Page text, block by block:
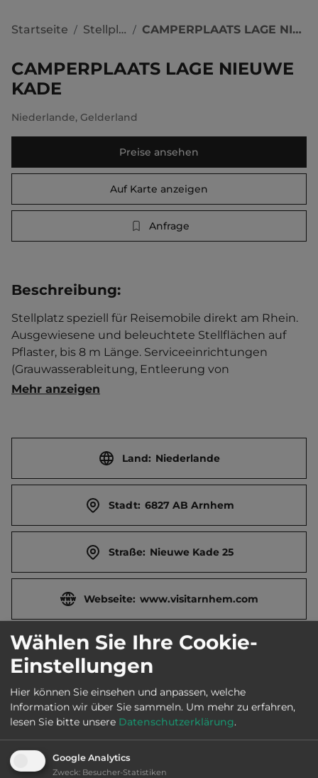
Startseite / Stellplätze / CAMPERPLAATS LAGE NIEUWE KADE
CAMPERPLAATS LAGE NIEUWE
KADE
Niederlande, Gelderland
Preise ansehen
Auf Karte anzeigen
Anfrage
Beschreibung:
Stellplatz speziell für Reisemobile direkt am Rhein.
Ausgewiesene und beleuchtete Stellflächen auf
Pflaster, bis 8 m Länge. Serviceeinrichtungen
(Grauwasserableitung, Entleerung von
Chemietoiletten, Wasserentnahme) werden in 1,5
angeboten. Zahlung am Automaten per Lastschrift
oder Mastercard/Visa. Maximal 2 Tage Aufenthalt
Touristen-/Dauerstellplätze 4/0.
Mehr anzeigen
Land: Niederlande
Stadt: 6827 AB Arnhem
Straße: Nieuwe Kade 25
Webseite: www.visitarnhem.com
Öffnungszeiten: Ganzjährig geöffnet
Telefon: 0031 26 3774681
Sehenswürdigkeiten:
Wählen Sie Ihre Cookie-
Einstellungen
Hier können Sie einsehen und anpassen, welche
Information wir über Sie sammeln. Um mehr zu erfahren,
lesen Sie bitte unsere Datenschutzerklärung.
Google Analytics
Zweck: Besucher-Statistiken